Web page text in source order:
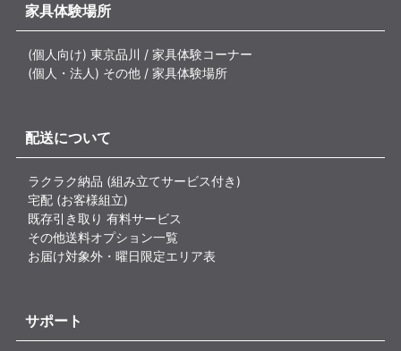
家具体験場所
(個人向け) 東京品川 / 家具体験コーナー
(個人・法人) その他 / 家具体験場所
配送について
ラクラク納品 (組み立てサービス付き)
宅配 (お客様組立)
既存引き取り 有料サービス
その他送料オプション一覧
お届け対象外・曜日限定エリア表
サポート